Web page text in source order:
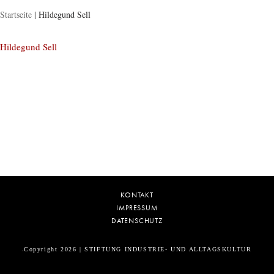
Startseite | Hildegund Sell
Hildegund Sell
KONTAKT
IMPRESSUM
DATENSCHUTZ
Copyright 2026 | STIFTUNG INDUSTRIE- UND ALLTAGSKULTUR